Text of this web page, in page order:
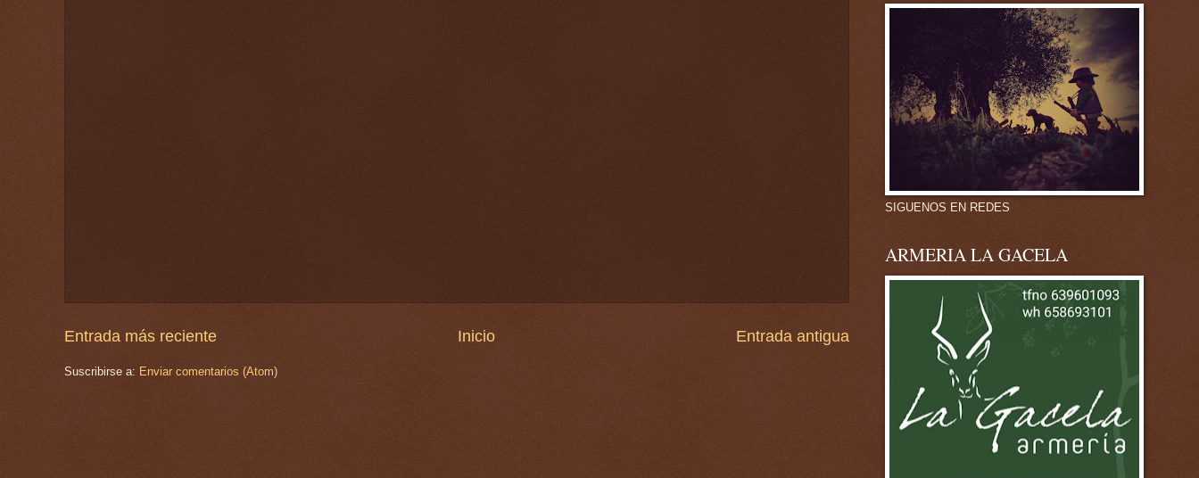
Entrada más reciente Entrada antigua
Inicio
Suscribirse a: Enviar comentarios (Atom)
SIGUENOS EN REDES
ARMERIA LA GACELA